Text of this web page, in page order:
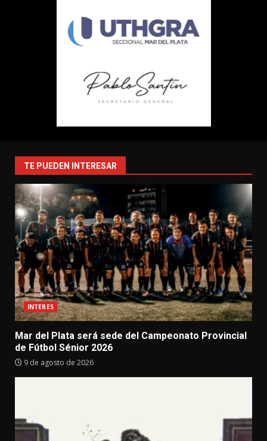
TE PUEDEN INTERESAR
INTERES
Mar del Plata será sede del Campeonato Provincial
de Fútbol Sénior 2026
9 de agosto de 2026